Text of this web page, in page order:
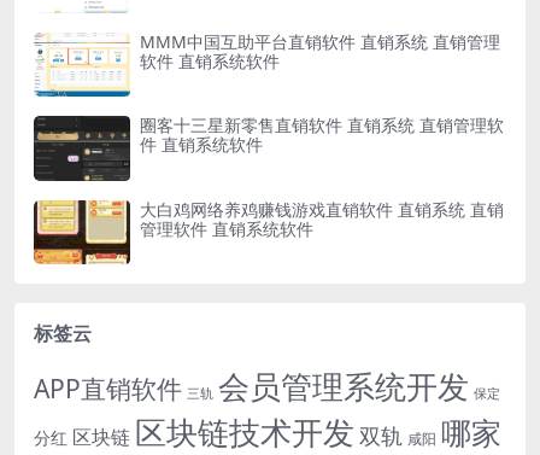
MMM中国互助平台直销软件 直销系统 直销管理
软件 直销系统软件
圈客十三星新零售直销软件 直销系统 直销管理软
件 直销系统软件
大白鸡网络养鸡赚钱游戏直销软件 直销系统 直销
管理软件 直销系统软件
标签云
APP直销软件 三轨 会员管理系统开发 保定
分红 区块链 区块链技术开发 双轨 咸阳 哪家